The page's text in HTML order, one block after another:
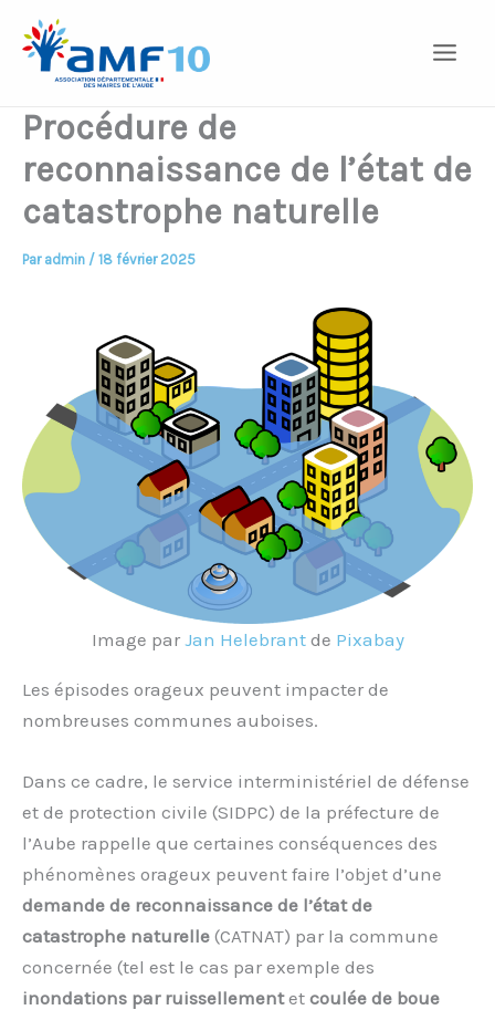
contenu
Procédure de
reconnaissance de l’état de
catastrophe naturelle
Par admin / 18 février 2025
Image par Jan Helebrantde Pixabay
Les épisodes orageux peuvent impacter de
nombreuses communes auboises.
Dans ce cadre, le service interministériel de défense
et de protection civile (SIDPC) de la préfecture de
l’Aube rappelle que certaines conséquences des
phénomènes orageux peuvent faire l’objet d’une
demande de reconnaissance de l’état de
catastrophe naturelle (CATNAT) par la commune
concernée (tel est le cas par exemple des
inondations par ruissellementet coulée de boue